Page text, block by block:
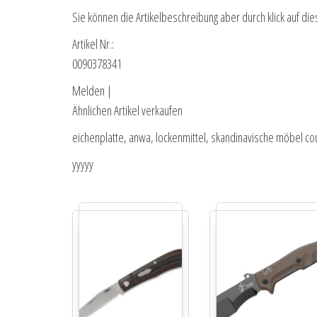
Sie können die Artikelbeschreibung aber durch klick auf
Artikel Nr.:
0090378341
Melden |
Ähnlichen Artikel verkaufen
eichenplatte, anwa, lockenmittel, skandinavische möbel
yyyyy